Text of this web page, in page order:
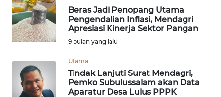
Beras Jadi Penopang Utama
Pengendalian Inflasi, Mendagri
Apresiasi Kinerja Sektor Pangan
9 bulan yang lalu
Utama
Tindak Lanjuti Surat Mendagri,
Pemko Subulussalam akan Data
Aparatur Desa Lulus PPPK
WN
DAIRI
WN
DANAU
TOBA